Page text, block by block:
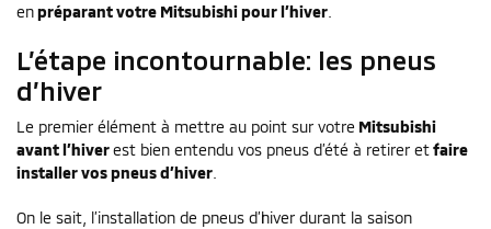
enpréparant votre Mitsubishi pour l’hiver
L’étape incontournable: les pneus
d’hiver
Le premier élément à mettre au point sur votre Mitsubishi
avant l’hiverest bien entendu vos pneus d’été à retirer etfaire
installer vos pneus d’hiver
On le sait, l’installation de pneus d’hiver durant la saison